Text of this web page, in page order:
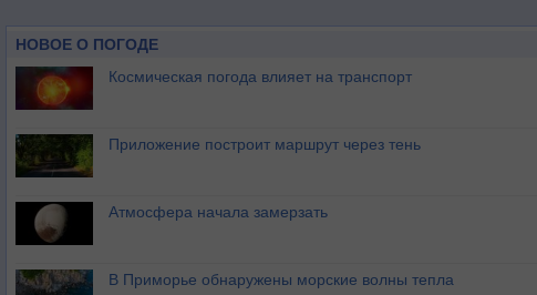
НОВОЕ О ПОГОДЕ
Космическая погода влияет на транспорт
Приложение построит маршрут через тень
Атмосфера начала замерзать
В Приморье обнаружены морские волны тепла